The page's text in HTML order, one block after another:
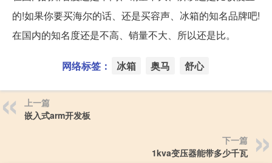
的!如果你要买海尔的话、还是买容声、冰箱的知名品牌吧!
在国内的知名度还是不高、销量不大、所以还是比。
网络标签： 冰箱 奥马 舒心
上一篇
嵌入式arm开发板
下一篇
1kva变压器能带多少千瓦